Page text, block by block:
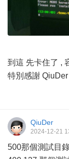
到這 先卡住了 ,
特別感謝
QiuDer
2024-12-21
500那個測試目